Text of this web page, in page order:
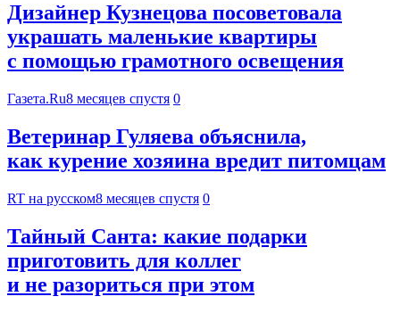
Дизайнер Кузнецова посоветовала
украшать маленькие квартиры
с помощью грамотного освещения
Газета.Ru8 месяцев спустя 0
Ветеринар Гуляева объяснила,
как курение хозяина вредит питомцам
RT на русском8 месяцев спустя 0
Тайный Санта: какие подарки
приготовить для коллег
и не разориться при этом